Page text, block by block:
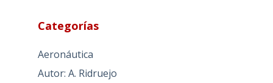
Categorías
Aeronáutica
Autor: A. Ridruejo